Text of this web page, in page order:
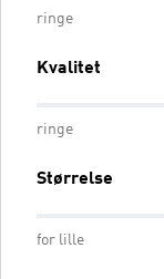
ringe
Kvalitet
ringe
Størrelse
for lille